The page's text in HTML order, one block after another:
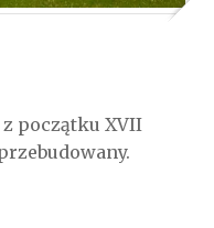
początku XVII